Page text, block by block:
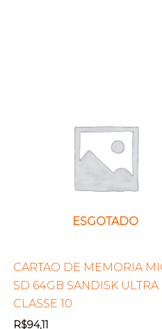
ESGOTADO
CARTAO DE MEMORIA
SD 64GB SANDISK ULTRA
CLASSE 10
R$94,11